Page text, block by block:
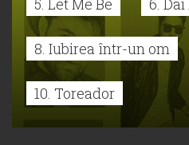
8. Iubirea într-un om
10. Toreador